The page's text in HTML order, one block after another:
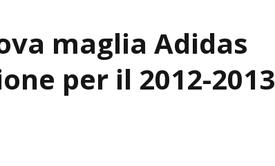
maglia Adidas
per il 2012-2013